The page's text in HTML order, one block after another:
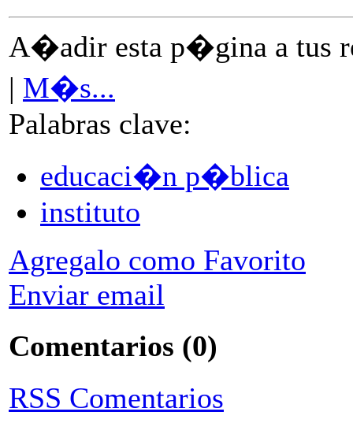
A�adir esta p�gina a tus
| M�s...
Palabras clave:
educaci�n p�blica
instituto
Agregalo como Favorito
Enviar email
Comentarios (0)
RSS Comentarios